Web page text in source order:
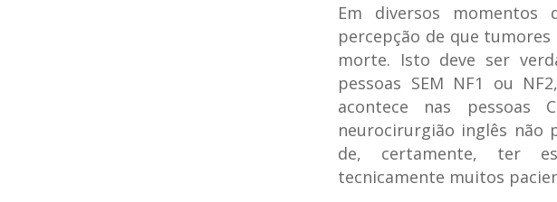
Em diversos
percepção de que tumores
morte. Isto deve ser
pessoas SEM NF1 ou
acontece nas pessoas
neurocirurgião inglês não
de, certamente, ter
tecnicamente muitos